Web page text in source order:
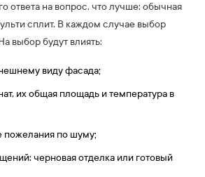
ответа на вопрос, что лучше: обычная
сплит. В каждом случае выбор
выбор будут влиять:
виду фасада;
их общая площадь и температура в
пожелания по шуму;
черновая отделка или готовый